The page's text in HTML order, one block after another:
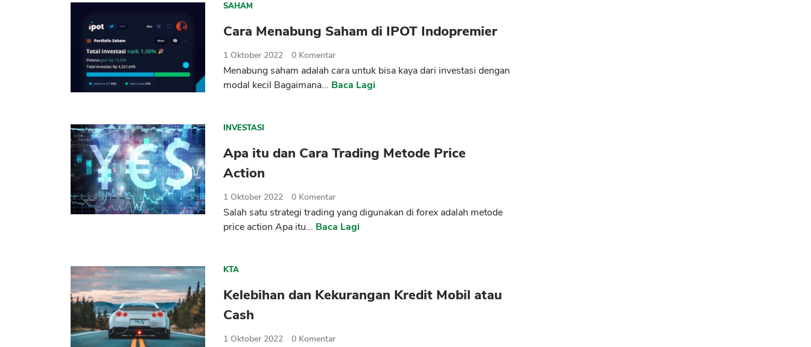
SAHAM
Cara Menabung Saham di IPOT Indopremier
1 Oktober 2022 0 Komentar
Menabung saham adalah cara untuk bisa kaya dari investasi dengan
modal kecil Bagaimana... Baca Lagi
INVESTASI
Apa itu dan Cara Trading Metode Price
Action
1 Oktober 2022 0 Komentar
Salah satu strategi trading yang digunakan di forex adalah metode
price action Apa itu... Baca Lagi
KTA
Kelebihan dan Kekurangan Kredit Mobil atau
Cash
1 Oktober 2022 0 Komentar